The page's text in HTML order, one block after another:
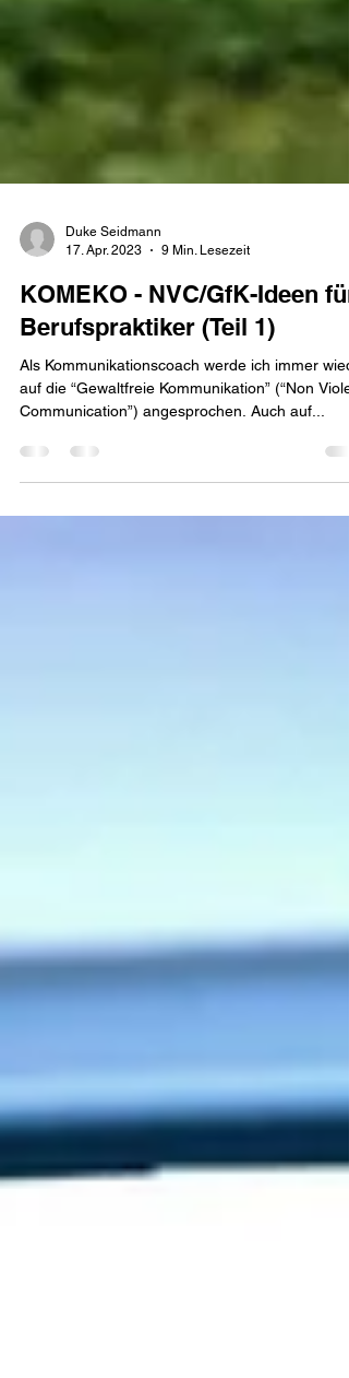
Duke Seidmann
17. Apr. 2023
9 Min. Lesezeit
KOMEKO - NVC/GfK-Ideen für
Berufspraktiker (Teil 1)
Als Kommunikationscoach werde ich immer
auf die “Gewaltfreie Kommunikation” (“Non Violent